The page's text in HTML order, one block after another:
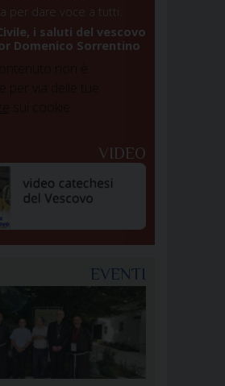
per dare voce a tutti.
i saluti del vescovo
Domenico Sorrentino
VIDEO
EVENTI